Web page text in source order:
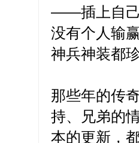
——插上自己
没有个人输
神兵神装都
那些年的传
持、兄弟的
本的更新，